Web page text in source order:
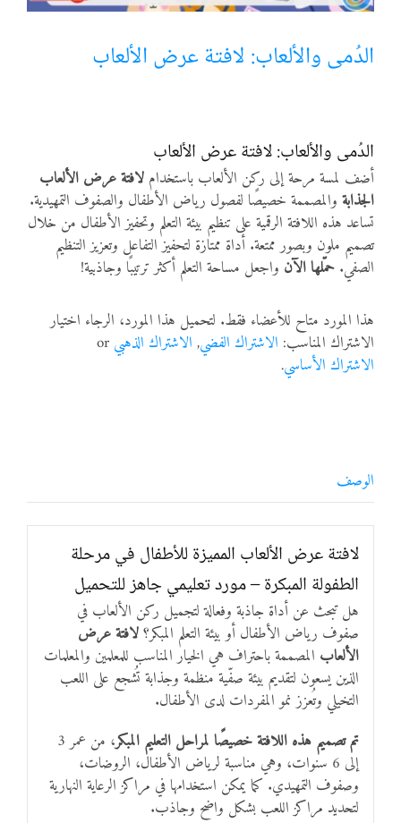
أنواع الموارد
الدُمى والألعاب: لافتة عرض الألعاب
الدُمى والألعاب: لافتة عرض الألعاب
أضف لمسة مرحة إلى ركن الألعاب باستخدام لافتة عرض الألعاب
الجذابة والمصممة خصيصًا لفصول رياض الأطفال والصفوف التمهيدية.
تساعد هذه اللافتة الرقمية على تنظيم بيئة التعلم وتحفيز الأطفال من خلال
تصميم ملون وبصور ممتعة. أداة ممتازة لتحفيز التفاعل وتعزيز التنظيم
الصفي. حمّلها الآن واجعل مساحة التعلم أكثر ترتيبًا وجاذبية!
هذا المورد متاح للأعضاء فقط. لتحميل هذا المورد، الرجاء اختيار
الاشتراك المناسب: الاشتراك الفضي, الاشتراك الذهبي
الاشتراك الأساسي.
الوصف
لافتة عرض الألعاب المميزة للأطفال في مرحلة
الطفولة المبكرة – مورد تعليمي جاهز للتحميل
هل تبحث عن أداة جاذبة وفعالة لتجميل ركن الألعاب في
صفوف رياض الأطفال أو بيئة التعلم المبكر؟لافتة عرض
الألعاب المصممة باحتراف هي الخيار المناسب للمعلمين والمعلمات
الذين يسعون لتقديم بيئة صفّية منظمة وجذابة تُشجع على اللعب
التخيلي وتُعزز نمو المفردات لدى الأطفال.
تم تصميم هذه اللافتة خصيصًا لمراحل التعليم المبكر
، من عمر 3
إلى 6 سنوات، وهي مناسبة لرياض الأطفال، الروضات،
وصفوف التمهيدي. كما يمكن استخدامها في مراكز الرعاية النهارية
لتحديد مراكز اللعب بشكل واضح وجاذب.